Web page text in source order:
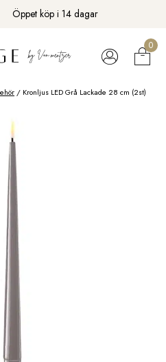
Öppet köp i 14 dagar
0
/ Kronljus LED Grå Lackade 28 cm (2st)